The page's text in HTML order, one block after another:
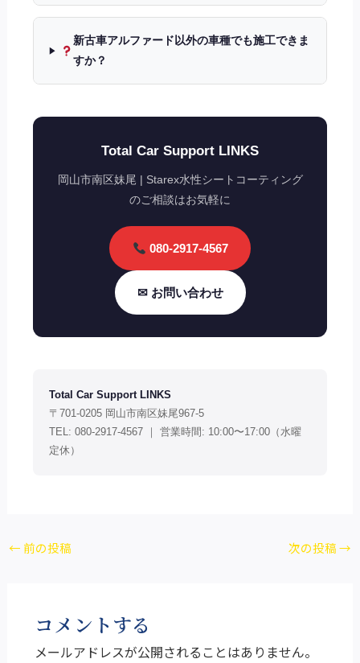
新古車アルファード以外の車種でも施工できま
すか？
Total Car Support LINKS
岡山市南区妹尾 | Starex水性シートコーティング
のご相談はお気軽に
080-2917-4567
✉ お問い合わせ
Total Car Support LINKS
〒701-0205 岡山市南区妹尾967-5
TEL: 080-2917-4567 ｜ 営業時間: 10:00〜17:00（水曜
定休）
← 前の投稿 次の投稿→
コメントする
メールアドレスが公開されることはありません。